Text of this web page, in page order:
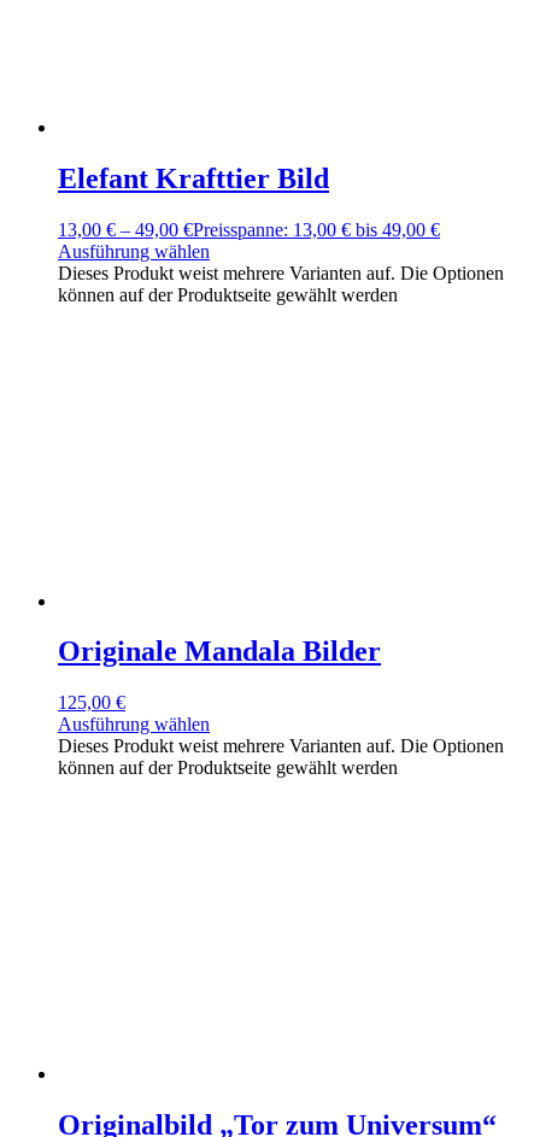
Elefant Krafttier Bild
13,00 € – 49,00 €Preisspanne: 13,00 € bis 49,00 €
Ausführung wählen
Dieses Produkt weist mehrere Varianten auf. Die Optionen
können auf der Produktseite gewählt werden
Originale Mandala Bilder
125,00 €
Ausführung wählen
Dieses Produkt weist mehrere Varianten auf. Die Optionen
können auf der Produktseite gewählt werden
Originalbild „Tor zum Universum“